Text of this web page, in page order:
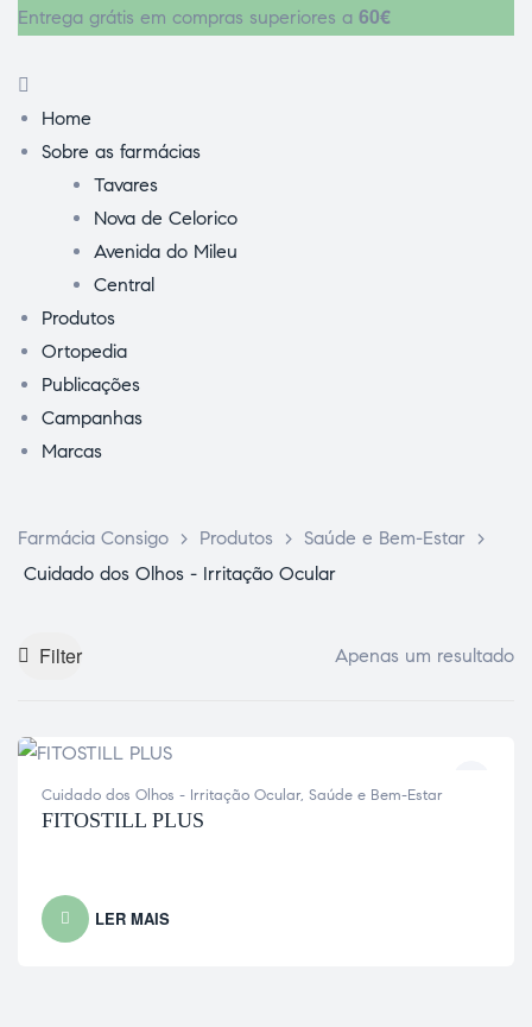
Entrega grátis em compras superiores a 60€
Home
Sobre as farmácias
Tavares
Nova de Celorico
Avenida do Mileu
Central
Produtos
Ortopedia
Publicações
Campanhas
Marcas
Farmácia Consigo > Produtos > Saúde e Bem-Estar >
Cuidado dos Olhos - Irritação Ocular
Filter Apenas um resultado
Cuidado dos Olhos - Irritação Ocular, Saúde e Bem-Estar
FITOSTILL PLUS
LER MAIS